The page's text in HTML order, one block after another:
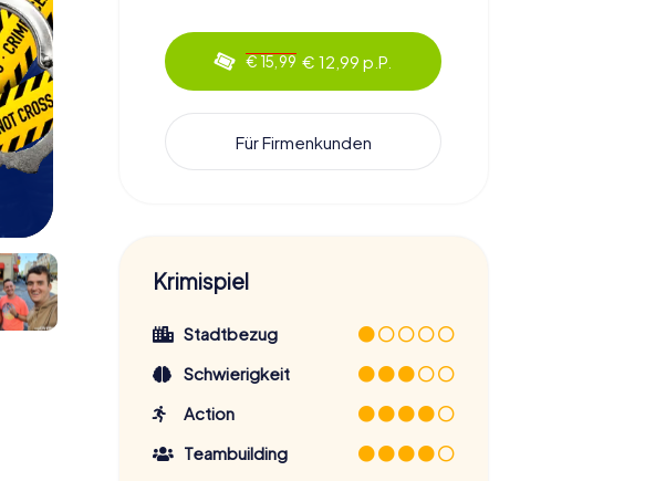
€ 15,99 € 12,99 p.P.
Für Firmenkunden
Krimispiel
Stadtbezug
Schwierigkeit
Action
Teambuilding